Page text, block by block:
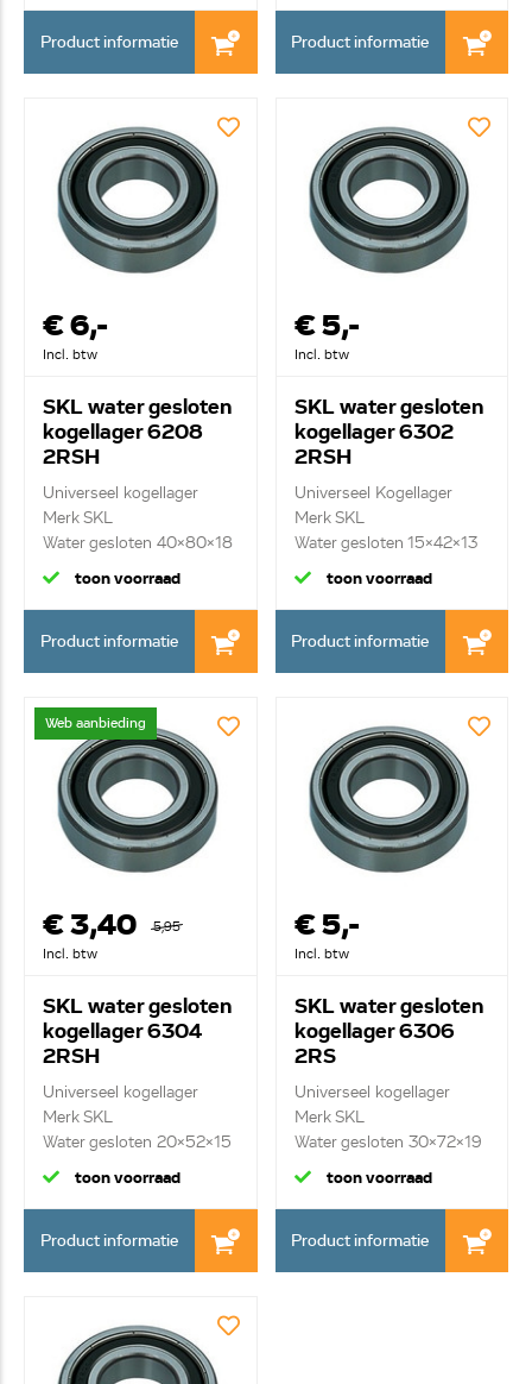
Product informatie Product informatie
€ 6,-
Incl. btw
SKL water gesloten
kogellager 6208
2RSH
Universeel kogellager
Merk SKL
Water gesloten 40x80x18
toon voorraad
Product informatie
€ 5,-
Incl. btw
SKL water gesloten
kogellager 6302
2RSH
Universeel Kogellager
Merk SKL
Water gesloten 15x42x13
toon voorraad
Product informatie
Web aanbieding
€ 3,40
5,95
Incl. btw
SKL water gesloten
kogellager 6304
2RSH
Universeel kogellager
Merk SKL
Water gesloten 20x52x15
toon voorraad
Product informatie
€ 5,-
Incl. btw
SKL water gesloten
kogellager 6306
2RS
Universeel kogellager
Merk SKL
Water gesloten 30x72x19
toon voorraad
Product informatie